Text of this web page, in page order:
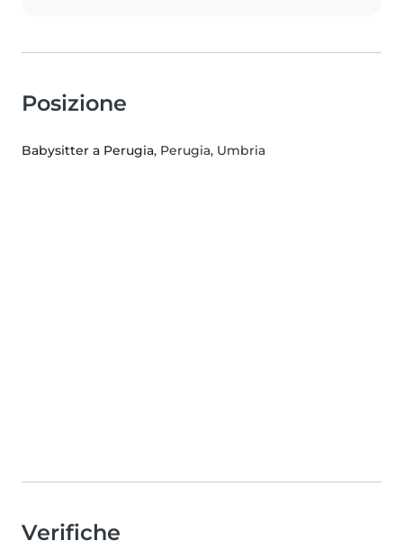
Posizione
Babysitter a Perugia, Perugia, Umbria
Verifiche